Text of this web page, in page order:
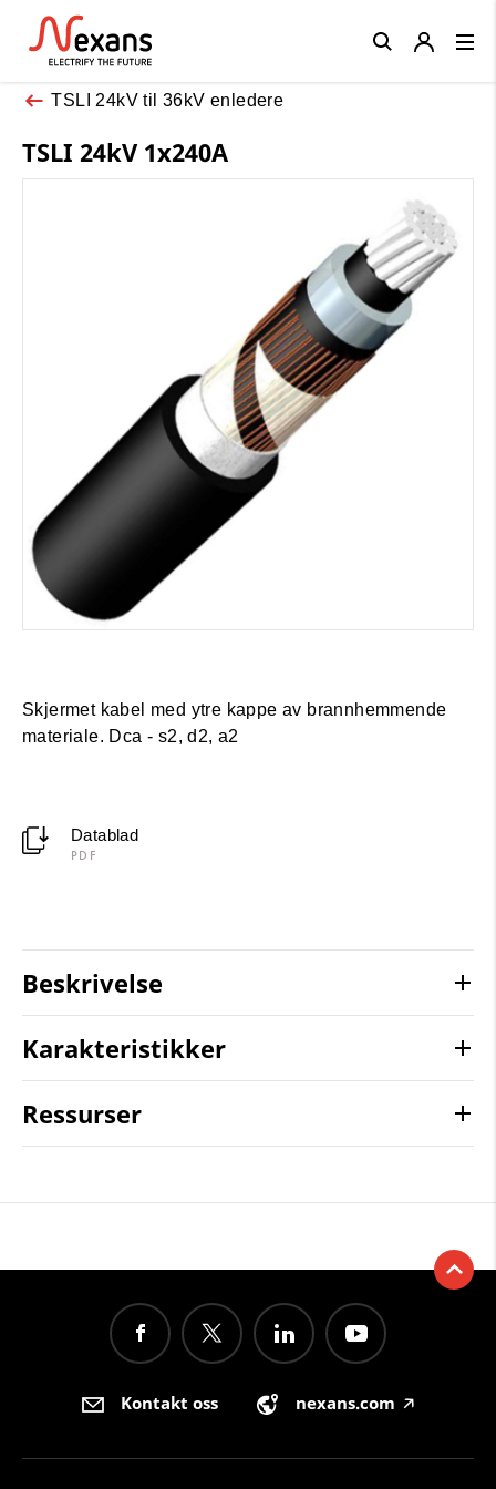
TSLI 24kV til 36kV enledere
TSLI 24kV 1x240A
Skjermet kabel med ytre kappe av brannhemmende
materiale. Dca - s2, d2, a2
Datablad
PDF
Beskrivelse
Karakteristikker
Ressurser
Close
Kontakt oss nexans.com 🡥